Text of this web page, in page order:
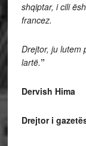
shqiptar, i cili
francez.
Drejtor, ju lutem
lartë.”
Dervish Hima
Drejtor i